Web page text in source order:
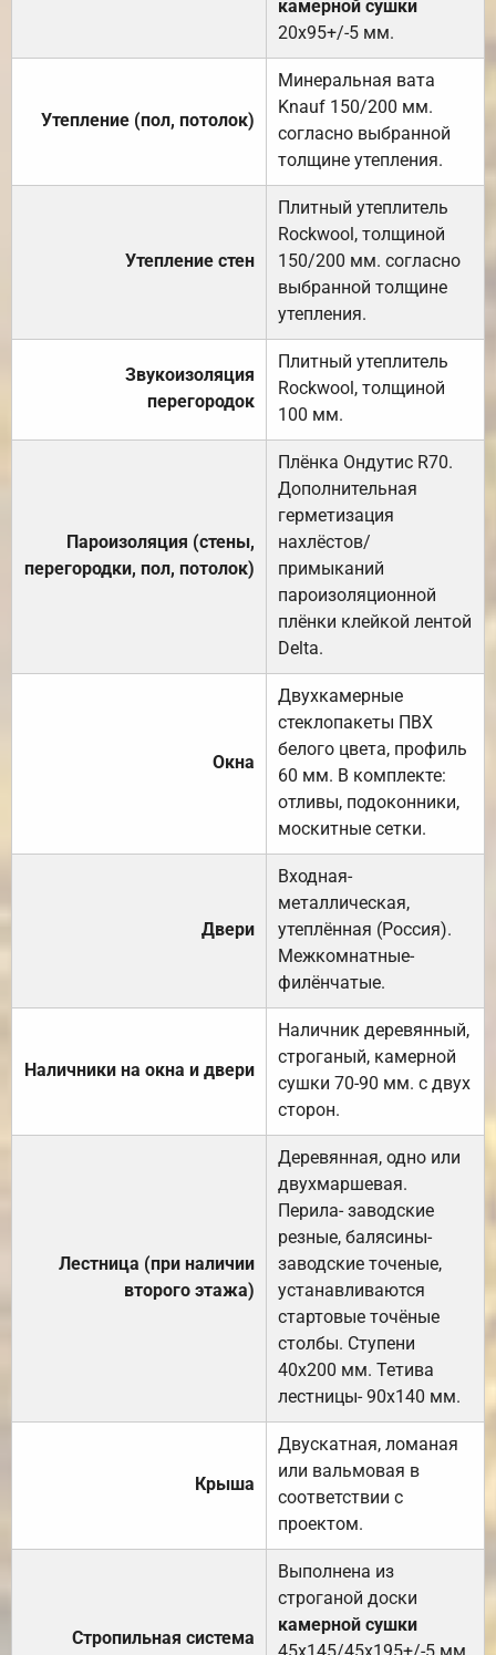
камерной сушки
20х95+/-5 мм.
Утепление (пол, потолок)
Минеральная вата
Knauf 150/200 мм.
согласно выбранной
толщине утепления.
Утепление стен
Плитный утеплитель
Rockwool, толщиной
150/200 мм. согласно
выбранной толщине
утепления.
Звукоизоляция
перегородок
Плитный утеплитель
Rockwool, толщиной
100 мм.
Пароизоляция (стены,
перегородки, пол, потолок)
Плёнка Ондутис R70.
Дополнительная
герметизация
нахлёстов/
примыканий
пароизоляционной
плёнки клейкой лентой
Delta.
Окна
Двухкамерные
стеклопакеты ПВХ
белого цвета, профиль
60 мм. В комплекте:
отливы, подоконники,
москитные сетки.
Двери
Входная-
металлическая,
утеплённая (Россия).
Межкомнатные-
филёнчатые.
Наличники на окна и двери
Наличник деревянный,
строганый, камерной
сушки 70-90 мм. с двух
сторон.
Лестница (при наличии
второго этажа)
Деревянная, одно или
двухмаршевая.
Перила- заводские
резные, балясины-
заводские точеные,
устанавливаются
стартовые точёные
столбы. Ступени
40х200 мм. Тетива
лестницы- 90х140 мм.
Крыша
Двускатная, ломаная
или вальмовая в
соответствии с
проектом.
Стропильная система
Выполнена из
строганой доски
камерной сушки